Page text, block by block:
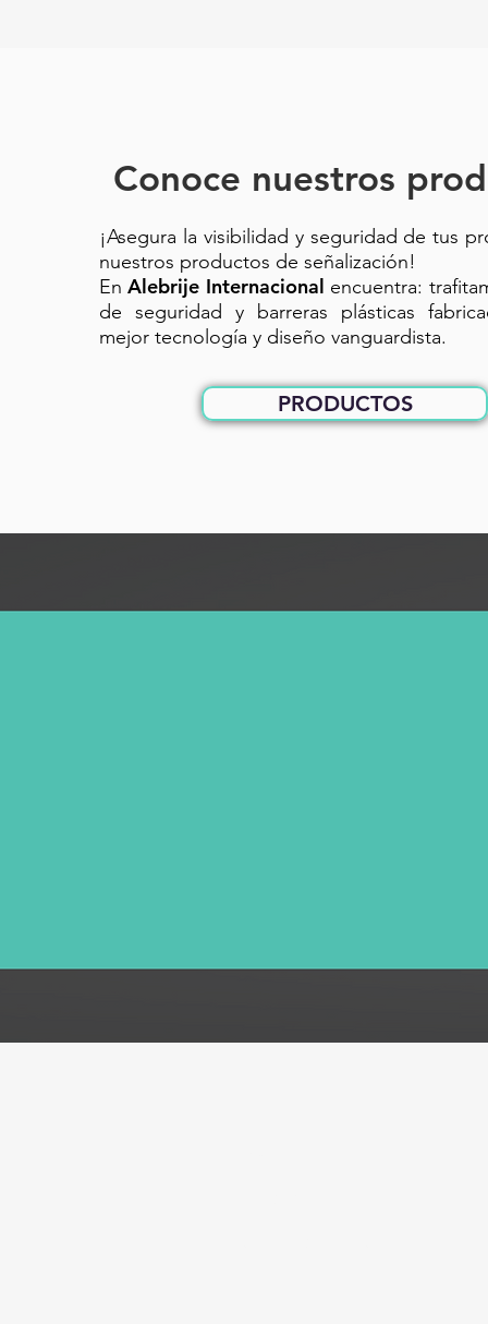
Conoce nuestros
¡Asegura la visibilidad y seguridad de tus
nuestros productos de señalización!
EnAlebrije Internacional encuentra:
de seguridad y barreras plásticas
mejor tecnología y diseño vanguardista.
PRODUCTOS